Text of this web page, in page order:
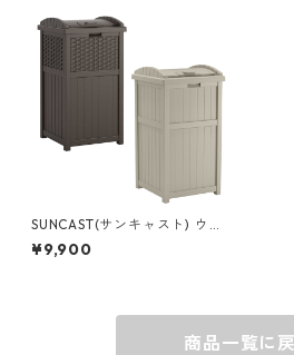
グローブ
グラス
BEHRENS
BELL
SUNCAST(サンキャスト) ウッ
ディーダストボックス 屋外用
ゴミ箱 ラタン調コーヒー/ライ
¥9,900
商品一覧に